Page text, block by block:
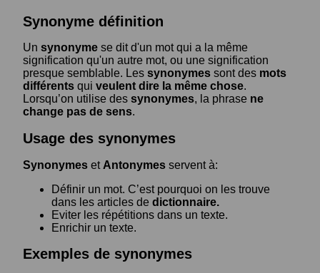
Synonyme définition
Un synonyme se dit d'un mot qui a la même
signification qu'un autre mot, ou une signification
presque semblable. Les synonymes sont des mots
différents qui veulent dire la même chose.
Lorsqu’on utilise des synonymes, la phrase ne
change pas de sens.
Usage des synonymes
Synonymes et Antonymes servent à:
Définir un mot. C’est pourquoi on les trouve
dans les articles de dictionnaire.
Eviter les répétitions dans un texte.
Enrichir un texte.
Exemples de synonymes